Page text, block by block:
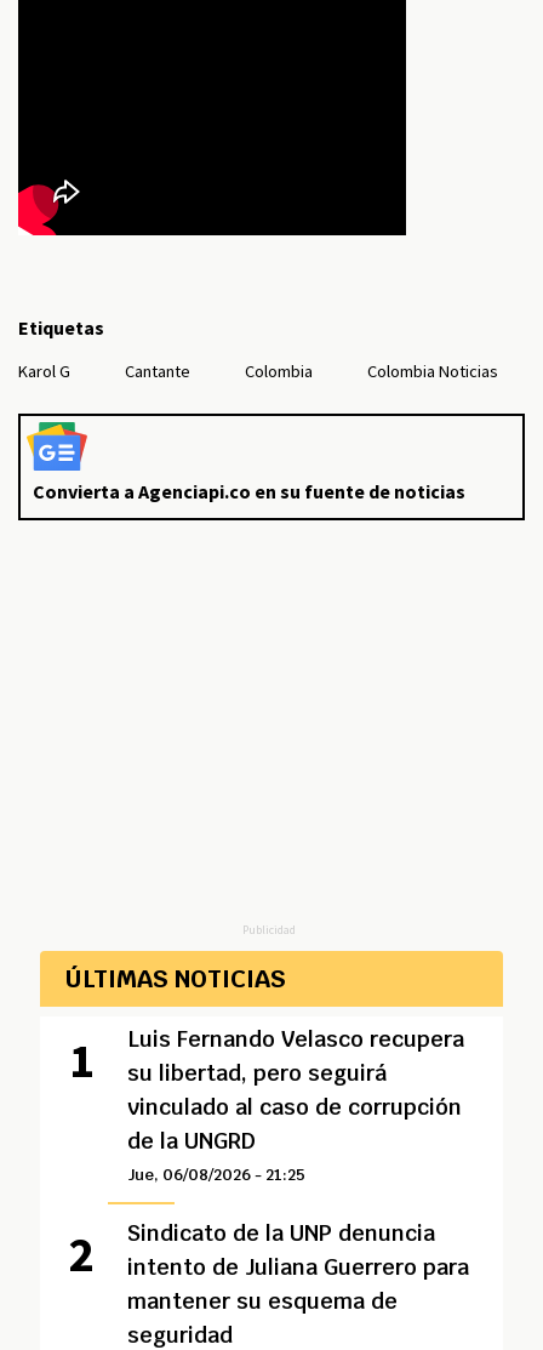
Etiquetas
Karol G Cantante Colombia Colombia Noticias
Convierta a Agenciapi.co en su fuente de noticias
Publicidad
ÚLTIMAS NOTICIAS
Luis Fernando Velasco recupera
su libertad, pero seguirá
vinculado al caso de corrupción
de la UNGRD
Jue, 06/08/2026 - 21:25
Sindicato de la UNP denuncia
intento de Juliana Guerrero para
mantener su esquema de
seguridad